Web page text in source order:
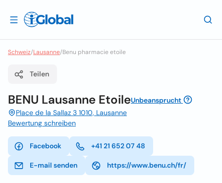
Schweiz/Lausanne/Benu pharmacie etoile
Teilen
BENU Lausanne EtoileUnbeansprucht
Place de la Sallaz 3 1010, Lausanne
Bewertung schreiben
Facebook +41 21 652 07 48
E-mail senden https://www.benu.ch/fr/